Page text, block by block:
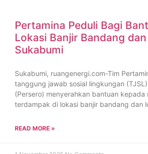
Pertamina Peduli Bagi
Lokasi Banjir Bandang
Sukabumi
Sukabumi, ruangenergi.com-Tim
tanggung jawab sosial lingkungan
(Persero) menyerahkan bantuan kepada
terdampak di lokasi banjir bandang dan
READ MORE »